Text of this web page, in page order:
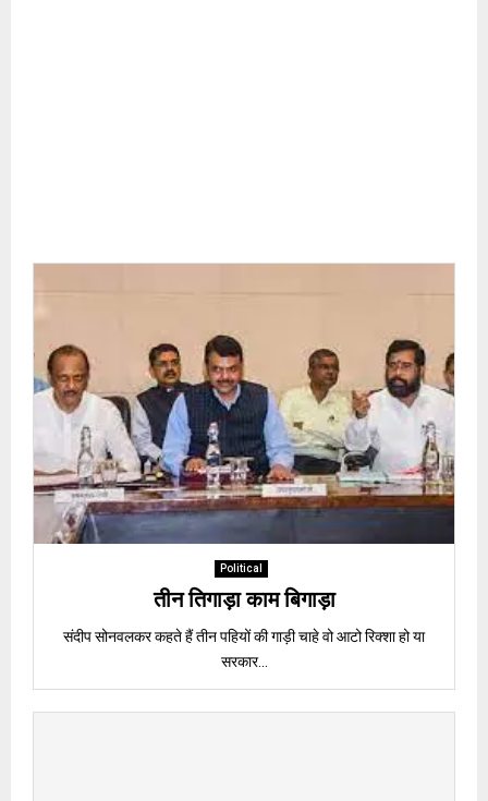
Political
तीन तिगाड़ा काम बिगाड़ा
संदीप सोनवलकर कहते हैं तीन पहियों की गाड़ी चाहे वो आटो रिक्शा हो या
सरकार...